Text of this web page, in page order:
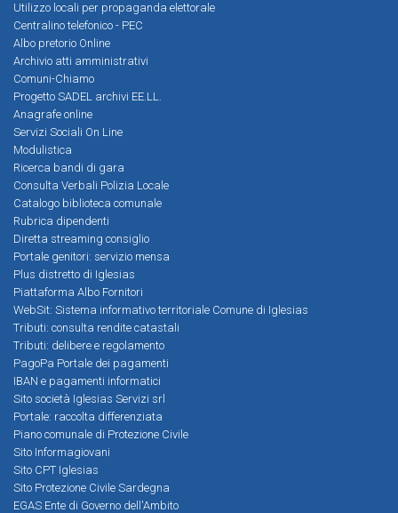
Utilizzo locali per propaganda elettorale
Centralino telefonico - PEC
Albo pretorio Online
Archivio atti amministrativi
Comuni-Chiamo
Progetto SADEL archivi EE.LL.
Anagrafe online
Servizi Sociali On Line
Modulistica
Ricerca bandi di gara
Consulta Verbali Polizia Locale
Catalogo biblioteca comunale
Rubrica dipendenti
Diretta streaming consiglio
Portale genitori: servizio mensa
Plus distretto di Iglesias
Piattaforma Albo Fornitori
WebSit: Sistema informativo territoriale Comune di Iglesias
Tributi: consulta rendite catastali
Tributi: delibere e regolamento
PagoPa Portale dei pagamenti
IBAN e pagamenti informatici
Sito società Iglesias Servizi srl
Portale: raccolta differenziata
Piano comunale di Protezione Civile
Sito Informagiovani
Sito CPT Iglesias
Sito Protezione Civile Sardegna
EGAS Ente di Governo dell'Ambito